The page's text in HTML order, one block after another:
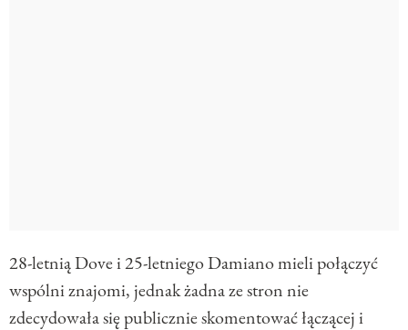
28-letnią Dove i 25-letniego Damiano mieli połączyć
wspólni znajomi, jednak żadna ze stron nie
zdecydowała się publicznie skomentować łączącej i